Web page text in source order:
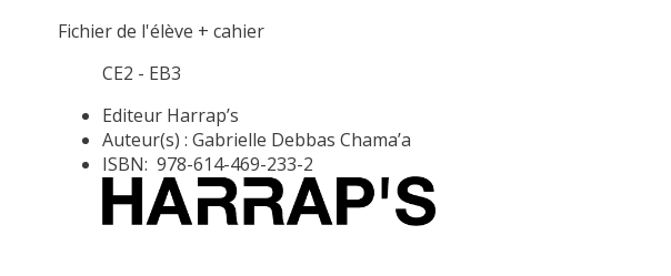
Fichier de l'élève + cahier
CE2 - EB3
Editeur Harrap’s
Auteur(s) : Gabrielle Debbas Chama’a
ISBN: 978-614-469-233-2